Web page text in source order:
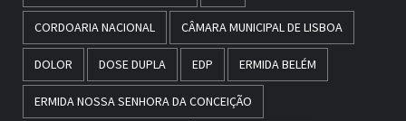
CORDOARIA NACIONAL CÂMARA MUNICIPAL DE LISBOA
DOLOR DOSE DUPLA EDP ERMIDA BELÉM
ERMIDA NOSSA SENHORA DA CONCEIÇÃO